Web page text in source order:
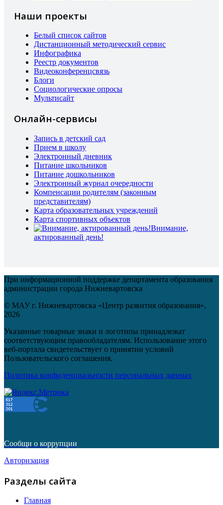
Наши проекты
Белый список сайтов
Дистанционный методический сервис
Инфографика
Реестр документов
Видеоконференцсвязь
Блоги
Социологические опросы
Мультисайт
Онлайн-сервисы
Запись в детский сад
Прием в школу
Электронный дневник
Питание школьников
Питание дошкольников
Электронный журнал очередности
Компенсации родителям (законным
представителям)
Карта образовательных учреждений
Карта спортивных объектов
Внимание,
актированный день!
При информационной поддержке департамента образования
администрации города Нижневартовска
© МАУ г. Нижневартовска «Центр развития образования»,
2026
Указанные товарные знаки и логотипы принадлежат
соответствующим правообладателям. Использование этого
веб-портала свидетельствует о принятии условий
Пользовательского соглашения.
Политика конфиденциальности персональных данных
Сообщи о коррупции
Авторизация
Разделы сайта
Главная